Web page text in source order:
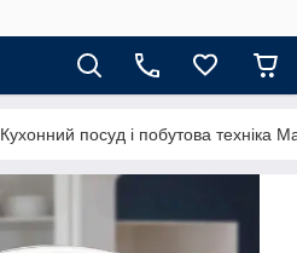
Кухонний посуд і побутова техніка